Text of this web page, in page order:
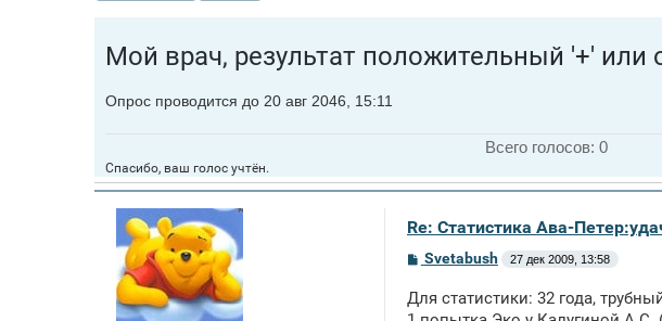
Мой врач, результат положительный '+' или
Опрос проводится до 20 авг 2046, 15:11
Всего голосов: 0
Спасибо, ваш голос учтён.
Re: Статистика Ава-
С
о
б
щ
Svetabush 27 дек 2009, 13:58
Для статистики: 32 года,